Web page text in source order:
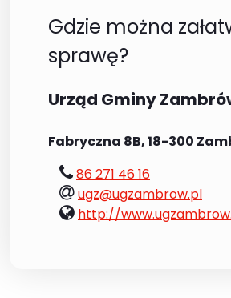
Gdzie można
sprawę?
Urząd Gminy
Fabryczna 8B, 18-300
tel.:
86 271 46 16
e-
mail:
ugz@ugzambrow.pl
www:
http://